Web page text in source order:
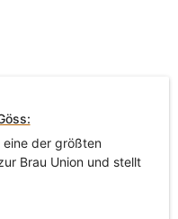
eine der größten
Brau Union und stellt